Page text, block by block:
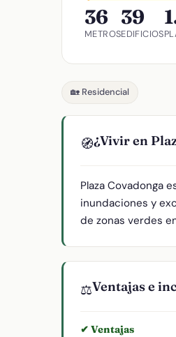
36
METROS
39
EDIFICIOS
🏡 Residencial
🧭¿Vivir en
Plaza Covadonga
inundaciones y
de zonas verdes
⚖️Ventajas e
✔ Ventajas